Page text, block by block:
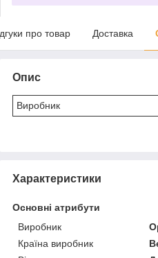
про товар Доставка
Опис
Виробник
Характеристики
Основні атрибути
Виробник
Країна виробник